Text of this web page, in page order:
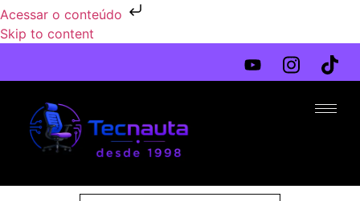
Acessar o conteúdo
Skip to content